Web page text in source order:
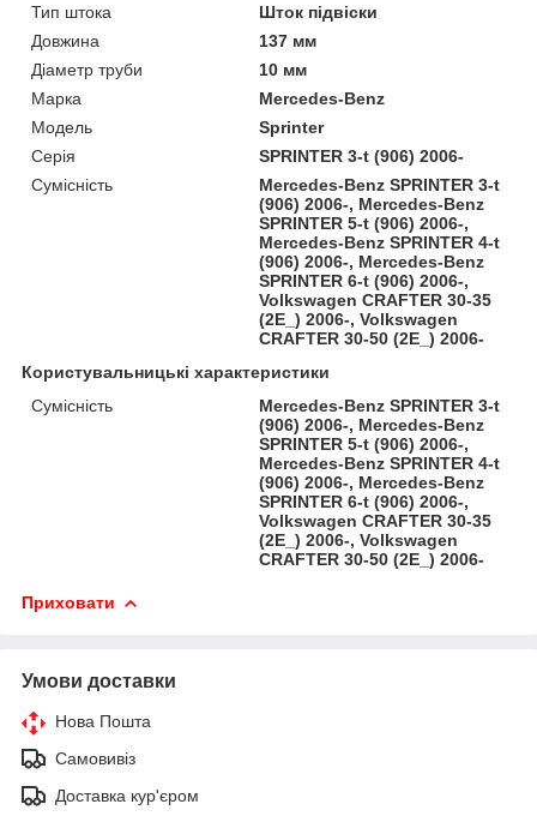
Тип штока
Шток підвіски
Довжина
137 мм
Діаметр труби
10 мм
Марка
Mercedes-Benz
Модель
Sprinter
Серія
SPRINTER 3-t (906) 2006-
Сумісність
Mercedes-Benz SPRINTER 3-t
(906) 2006-, Mercedes-Benz
SPRINTER 5-t (906) 2006-,
Mercedes-Benz SPRINTER 4-t
(906) 2006-, Mercedes-Benz
SPRINTER 6-t (906) 2006-,
Volkswagen CRAFTER 30-35
(2E_) 2006-, Volkswagen
CRAFTER 30-50 (2E_) 2006-
Користувальницькі характеристики
Сумісність
Mercedes-Benz SPRINTER 3-t
(906) 2006-, Mercedes-Benz
SPRINTER 5-t (906) 2006-,
Mercedes-Benz SPRINTER 4-t
(906) 2006-, Mercedes-Benz
SPRINTER 6-t (906) 2006-,
Volkswagen CRAFTER 30-35
(2E_) 2006-, Volkswagen
CRAFTER 30-50 (2E_) 2006-
Приховати
Умови доставки
Нова Пошта
Самовивіз
Доставка кур'єром